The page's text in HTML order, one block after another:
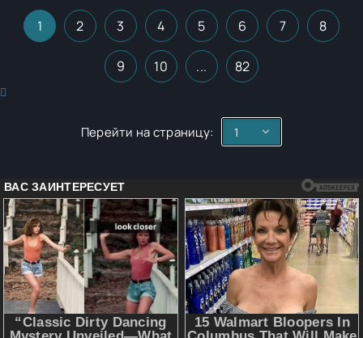
1 2 3 4 5 6 7 8
9 10 ... 82
Перейти на страницу: